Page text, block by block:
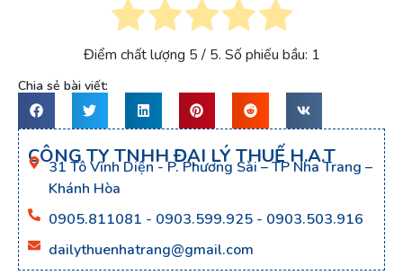
Điểm chất lượng 5/ 5. Số phiếu bầu: 1
Chia sẻ bài viết:
CÔNG TY TNHH ĐẠI LÝ THUẾ H.A.T
31 Tô Vĩnh Diện - P. Phương Sài – TP Nha Trang –
Khánh Hòa
0905.811081 - 0903.599.925 - 0903.503.916
dailythuenhatrang@gmail.com